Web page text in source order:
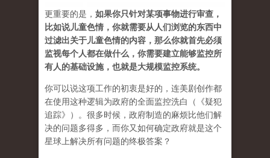
更重要的是， 如果你只针对某项事物进行审查，
比如说儿童色情，你就需要从人们浏览的东西中
过滤出关于儿童色情的内容，那么你就首先必须
监视每个人都在做什么，你需要建立能够监控所
有人的基础设施，也就是大规模监控系统。
你可以说这项工作的初衷是好的，连美剧创作都
在使用这种逻辑为政府的全面监控洗白（《疑犯
追踪》）。很多时候，政府制造的麻烦比他们解
决的问题多得多，而你又如何确定政府就是这个
星球上解决所有问题的终极答案？